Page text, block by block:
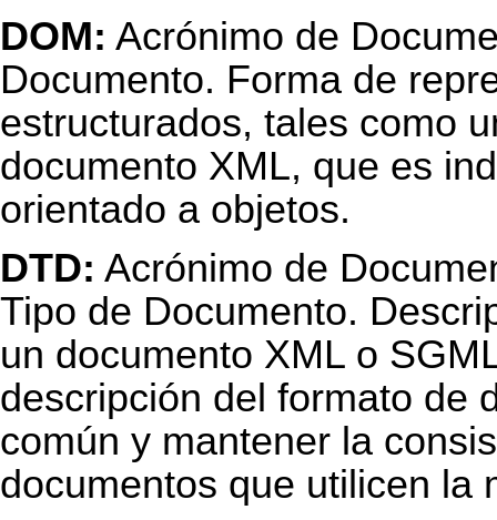
DOM: Acrónimo de
Documento. Forma de
estructurados, tales como
documento XML, que es
orientado a objetos.
DTD: Acrónimo de
Tipo de Documento.
un documento XML o
descripción del formato de
común y mantener la
documentos que utilicen la